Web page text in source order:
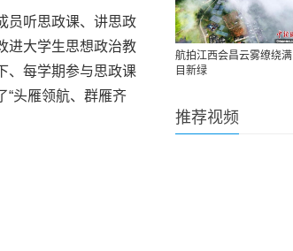
听思政课、讲思政
进大学生思想政治教
、每学期参与思政课
“头雁领航、群雁齐
航拍江西会昌云雾缭绕满
目新绿
推荐视频